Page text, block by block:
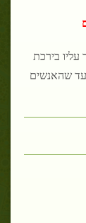
בירכת
שהאנשים